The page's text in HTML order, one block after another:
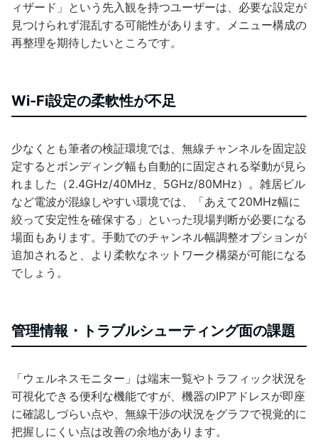
ィザード」という先入観を持つユーザーは、必要な設定が
見つけられず混乱する可能性があります。メニュー構成の
再整理を期待したいところです。
Wi-Fi設定の柔軟性が不足
少なくとも筆者の検証環境では、無線チャンネルを固定設
定するとボンディング幅も自動的に固定される挙動が見ら
れました（2.4GHz/40MHz、5GHz/80MHz）。雑居ビル
など電波が混線しやすい環境では、「あえて20MHz幅に
絞って安定性を確保する」といった現場判断が必要になる
場面もあります。手動でのチャンネル幅調整オプションが
追加されると、より柔軟なネットワーク構築が可能になる
でしょう。
管理情報・トラブルシューティング面の課題
「ウェルネスモニター」は端末一覧やトラフィック状況を
可視化できる便利な機能ですが、機器のIPアドレスが即座
に確認しづらい点や、無線干渉の状況をグラフで視覚的に
把握しにくい点は改善の余地があります。